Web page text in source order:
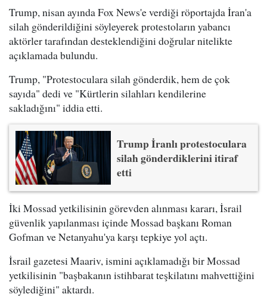
Trump, nisan ayında Fox News'e verdiği röportajda İran'a
silah gönderildiğini söyleyerek protestoların yabancı
aktörler tarafından desteklendiğini doğrular nitelikte
açıklamada bulundu.
Trump, "Protestoculara silah gönderdik, hem de çok
sayıda" dedi ve "Kürtlerin silahları kendilerine
sakladığını" iddia etti.
Trump İranlı protestoculara
silah gönderdiklerini itiraf
etti
İki Mossad yetkilisinin görevden alınması kararı, İsrail
güvenlik yapılanması içinde Mossad başkanı Roman
Gofman ve Netanyahu'ya karşı tepkiye yol açtı.
İsrail gazetesi Maariv, ismini açıklamadığı bir Mossad
yetkilisinin "başbakanın istihbarat teşkilatını mahvettiğini
söylediğini" aktardı.